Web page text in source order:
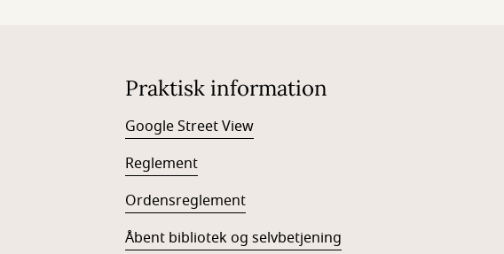
Praktisk information
Google Street View
Reglement
Ordensreglement
Åbent bibliotek og selvbetjening